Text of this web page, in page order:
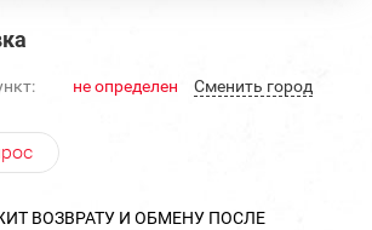
не определен Cменить город
ВОЗВРАТУ И ОБМЕНУ ПОСЛЕ